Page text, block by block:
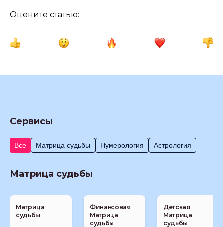
Оцените статью:
Сервисы
Все Матрица судьбы Нумерология Астрология
Матрица судьбы
Матрица
судьбы
Финансовая
Матрица
судьбы
Детская
Матрица
судьбы